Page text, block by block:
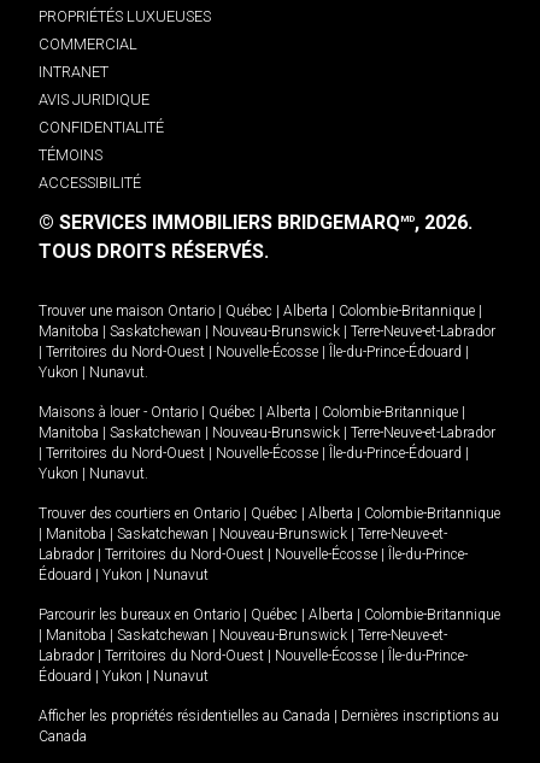
PROPRIÉTÉS LUXUEUSES
COMMERCIAL
INTRANET
AVIS JURIDIQUE
CONFIDENTIALITÉ
TÉMOINS
ACCESSIBILITÉ
© SERVICES IMMOBILIERS BRIDGEMARQMD, 2026.
TOUS DROITS RÉSERVÉS.
Trouver une maison Ontario Québec Alberta Colombie-Britannique
Manitoba
Saskatchewan Nouveau-Brunswick
Terre-Neuve-et-Labrador
Territoires du Nord-Ouest Nouvelle-Écosse Île-du-Prince-Édouard
Yukon
Nunavut.
Maisons à louer - Ontario Québec Alberta Colombie-Britannique
Manitoba
Saskatchewan Nouveau-Brunswick
Terre-Neuve-et-Labrador
Territoires du Nord-Ouest Nouvelle-Écosse Île-du-Prince-Édouard
Yukon
Nunavut.
Trouver des courtiers en Ontario Québec Alberta
Colombie-Britannique
Manitoba Saskatchewan Nouveau-Brunswick
Terre-Neuve-et-
Labrador
Territoires du Nord-Ouest Nouvelle-Écosse
Île-du-Prince-
Édouard
Yukon Nunavut
Parcourir les bureaux en Ontario Québec Alberta
Colombie-Britannique
Manitoba Saskatchewan Nouveau-Brunswick
Terre-Neuve-et-
Labrador
Territoires du Nord-Ouest Nouvelle-Écosse
Île-du-Prince-
Édouard
Yukon Nunavut
Afficher les propriétés résidentielles au Canada
Dernières inscriptions au
Canada